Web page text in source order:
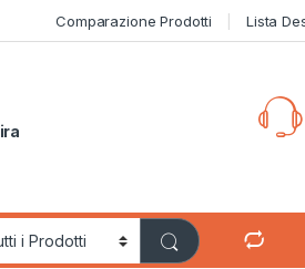
Comparazione Prodotti Lista